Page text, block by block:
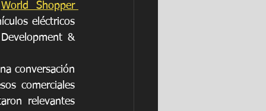
World Shopper
eléctricos
&
conversación
comerciales
relevantes